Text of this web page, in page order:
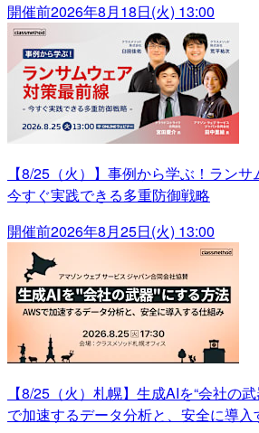
開催前2026年8月18日(火) 13:00
【8/25（火）】事例から学ぶ！ラン
今すぐ実践できる多重防御戦略
開催前2026年8月25日(火) 13:00
【8/25（火）札幌】生成AIを“会社の
で加速するデータ分析と、安全に導入